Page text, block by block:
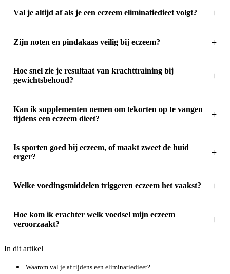
Val je altijd af als je een eczeem eliminatiedieet volgt?
Zijn noten en pindakaas veilig bij eczeem?
Hoe snel zie je resultaat van krachttraining bij
gewichtsbehoud?
Kan ik supplementen nemen om tekorten op te vangen
tijdens een eczeem dieet?
Is sporten goed bij eczeem, of maakt zweet de huid
erger?
Welke voedingsmiddelen triggeren eczeem het vaakst?
Hoe kom ik erachter welk voedsel mijn eczeem
veroorzaakt?
In dit artikel
Waarom val je af tijdens een eliminatiedieet?